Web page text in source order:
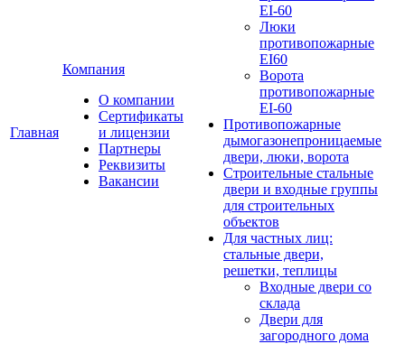
Главная
Компания
О компании
Сертификаты
и лицензии
Партнеры
Реквизиты
Вакансии
EI-60
Люки
противопожарные
EI60
Ворота
противопожарные
EI-60
Противопожарные
дымогазонепроницаемые
двери, люки, ворота
Строительные стальные
двери и входные группы
для строительных
объектов
Для частных лиц:
стальные двери,
решетки, теплицы
Входные двери со
склада
Двери для
загородного дома